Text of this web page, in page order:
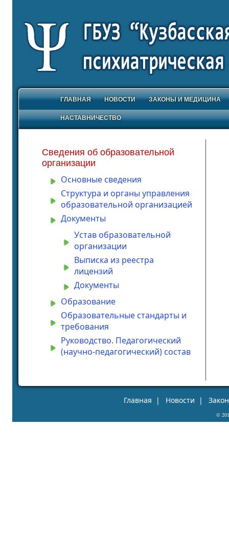
ГЛАВНАЯ НОВОСТИ ЗАКОНЫ И МЕДИЦИНА
НАСТАВНИЧЕСТВО
Сведения об образовательной
организации
Основные сведения
Структура и органы управления
образовательной организацией
Документы
Устав образовательной
организации
Выписка из реестра
лицензий
Документы
Образование
Образовательные стандарты и
требования
Руководство. Педагогический
(научно-педагогический) состав
Главная | Новости |
©